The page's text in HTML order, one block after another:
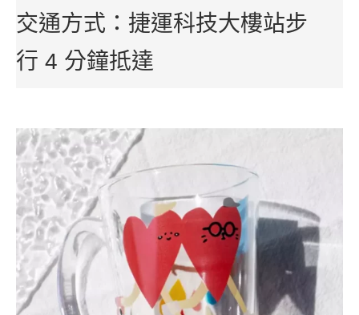
交通方式：捷運科技大樓站步
行 4 分鐘抵達